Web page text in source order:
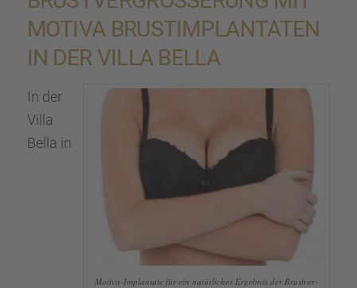
OTIVA BRUST­IM­PLAN­TA­TEN I
N DER VILLA BELLA
Motiva-Implan­tate für ein natür­li­ches Ergeb­nis der Brust­ver­
In der
Villa
Bella in